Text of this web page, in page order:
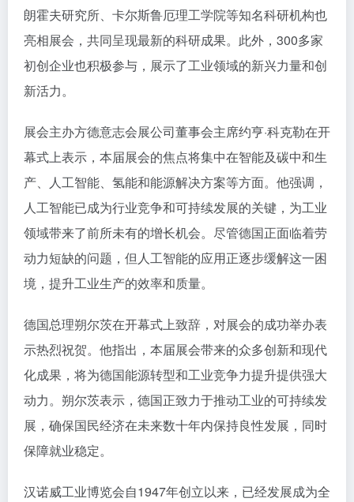
朗霍夫研究所、卡尔斯鲁厄理工学院等知名科研机构也
亮相展会，共同呈现最新的科研成果。此外，300多家
初创企业也积极参与，展示了工业领域的新兴力量和创
新活力。
展会主办方德意志会展公司董事会主席约亨·科克勒在开
幕式上表示，本届展会的焦点将集中在智能及碳中和生
产、人工智能、氢能和能源解决方案等方面。他强调，
人工智能已成为行业竞争和可持续发展的关键，为工业
领域带来了前所未有的增长机会。尽管德国正面临着劳
动力短缺的问题，但人工智能的应用正逐步缓解这一困
境，提升工业生产的效率和质量。
德国总理朔尔茨在开幕式上致辞，对展会的成功举办表
示热烈祝贺。他指出，本届展会带来的众多创新和现代
化成果，将为德国能源转型和工业竞争力提升提供强大
动力。朔尔茨表示，德国正致力于推动工业的可持续发
展，确保国民经济在未来数十年内保持良性发展，同时
保障就业稳定。
汉诺威工业博览会自1947年创立以来，已经发展成为全